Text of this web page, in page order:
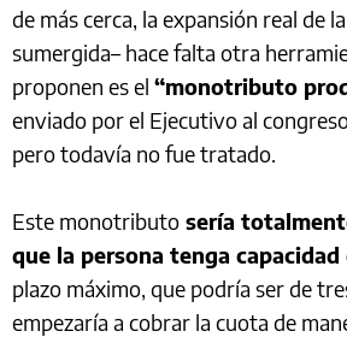
de más cerca, la expansión real de
sumergida– hace falta otra
proponen es el “monotributo
enviado por el Ejecutivo al
pero todavía no fue tratado.
Este monotributo sería
que la persona tenga capacidad
plazo máximo, que podría ser de
empezaría a cobrar la cuota de